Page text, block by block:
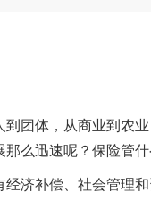
体，从商业到农业
那么迅速呢？保险管
补偿、社会管理和